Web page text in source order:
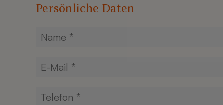
Persönliche Daten